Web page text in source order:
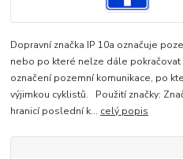
Dopravní značka IP 10a označuje
nebo po které nelze dále pokračovat
označení pozemní komunikace, po
výjimkou cyklistů. Použití značky:
hranicí poslední k... celý popis